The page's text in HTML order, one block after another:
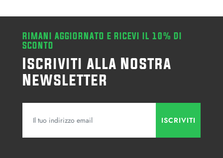
RIMANI AGGIORNATO E RICEVI IL 10% DI
SCONTO
Iscriviti alla Nostra
Newsletter